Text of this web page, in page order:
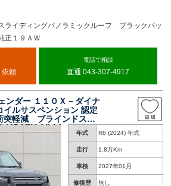
ライディングパノラミックルーフ ブラックパッ
１９ＡＷ
依頼
電話で相談
直通 043-307-4917
ンダー １１０Ｘ－ダイナ
ルサスペンション 認定
軽減 ブラインドスポ
ィックスドサイドステ
メラ ＭＥＲＩＤＩＡ
スエントリー
年式 R6 (2024) 年式
走行 1.8万Km
車検 2027年01月
修復歴 無し